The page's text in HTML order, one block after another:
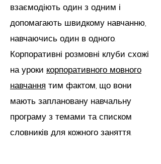
взаємодіють один з одним і
допомагають швидкому навчанню,
навчаючись один в одного.
Корпоративні розмовні клуби схожі
на уроки корпоративного мовного
навчання тим фактом, що вони
мають заплановану навчальну
програму з темами та списком
словників для кожного заняття.